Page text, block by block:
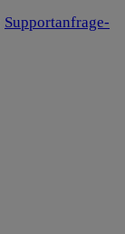
Supportanfrage-